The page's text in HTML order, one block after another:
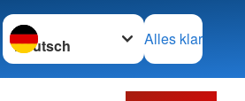
Sprache wechseln zu
Alles klar